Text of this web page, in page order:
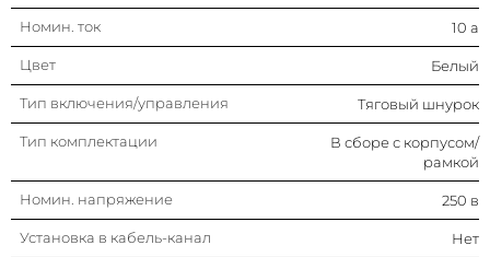
Номин. ток 10 а
Цвет Белый
Тип включения/управления Тяговый шнурок
Тип комплектации
В сборе с корпусом/
рамкой
Номин. напряжение 250 в
Установка в кабель-канал Нет